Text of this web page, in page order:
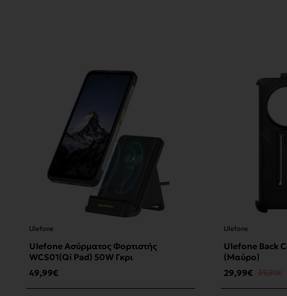
Ulefone
Ulefone Ασύρματος Φορτιστής
WCS01(Qi Pad) 50W Γκρι
49,99€
Ulefone
Ulefone Back
(Μαύρο)
29,99€ 39,80€